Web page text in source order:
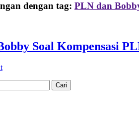
dengan tag: PLN dan
Soal Kompensasi